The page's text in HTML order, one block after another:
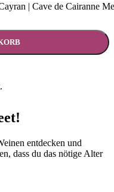
| Cave de Cairanne
entdecken und
dass du das nötige Alter